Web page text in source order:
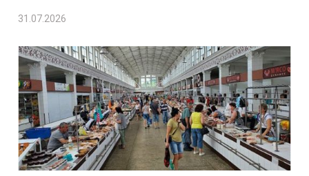
31.07.2026